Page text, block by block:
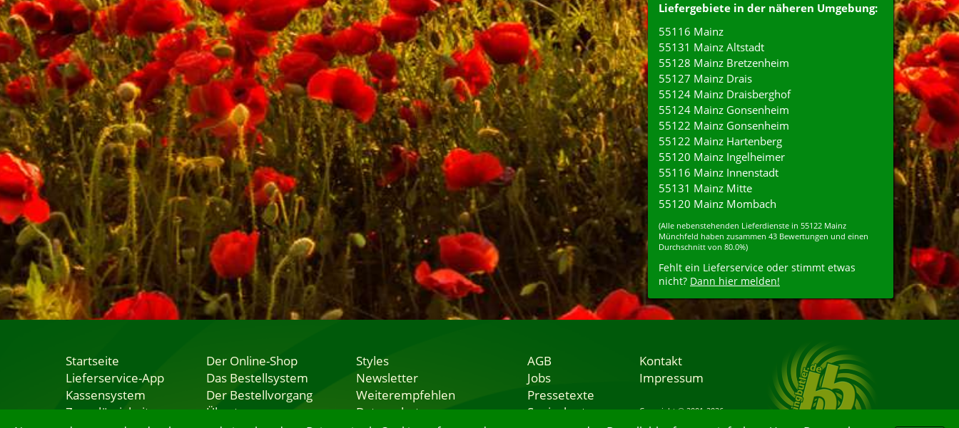
Liefergebiete in der näheren Umgebung:
55116 Mainz
55131 Mainz Altstadt
55128 Mainz Bretzenheim
55127 Mainz Drais
55124 Mainz Draisberghof
55124 Mainz Gonsenheim
55122 Mainz Gonsenheim
55122 Mainz Hartenberg
55120 Mainz Ingelheimer
55116 Mainz Innenstadt
55131 Mainz Mitte
55120 Mainz Mombach
(Alle nebenstehenden Lieferdienste in 55122 Mainz
Münchfeld haben zusammen 43 Bewertungen und einen
Durchschnitt von 80.0%)
Fehlt ein Lieferservice oder stimmt etwas
nicht? Dann hier melden!
Startseite
Lieferservice-App
Kassensystem
Zuverlässigkeit
Der Online-Shop
Das Bestellsystem
Der Bestellvorgang
Übertragung
Styles
Newsletter
Weiterempfehlen
Datenschutz
AGB
Jobs
Pressetexte
Speisekarten
Kontakt
Impressum
Copyright © 2001-2026